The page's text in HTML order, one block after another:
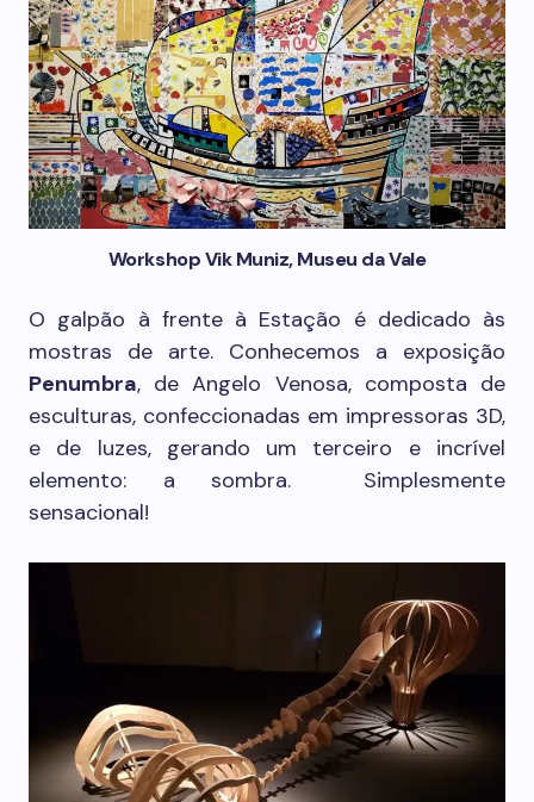
Workshop Vik Muniz, Museu da Vale
O galpão à frente à Estação é dedicado às
mostras de arte. Conhecemos a exposição
Penumbra, de Angelo Venosa, composta de
esculturas, confeccionadas em impressoras 3D,
e de luzes, gerando um terceiro e incrível
elemento: a sombra. Simplesmente
sensacional!